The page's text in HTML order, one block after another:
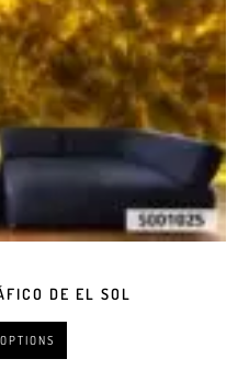
DE EL SOL